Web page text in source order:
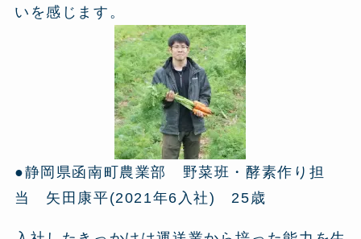
いを感じます。
●静岡県函南町農業部 野菜班・酵素作り担
当 矢田康平(2021年6入社) 25歳